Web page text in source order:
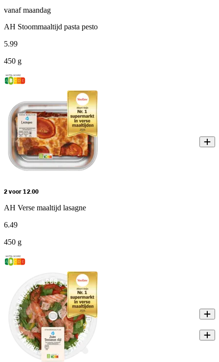
vanaf maandag
AH Stoommaaltijd pasta pesto
5.99
450 g
2 voor 12.00
AH Verse maaltijd lasagne
6.49
450 g